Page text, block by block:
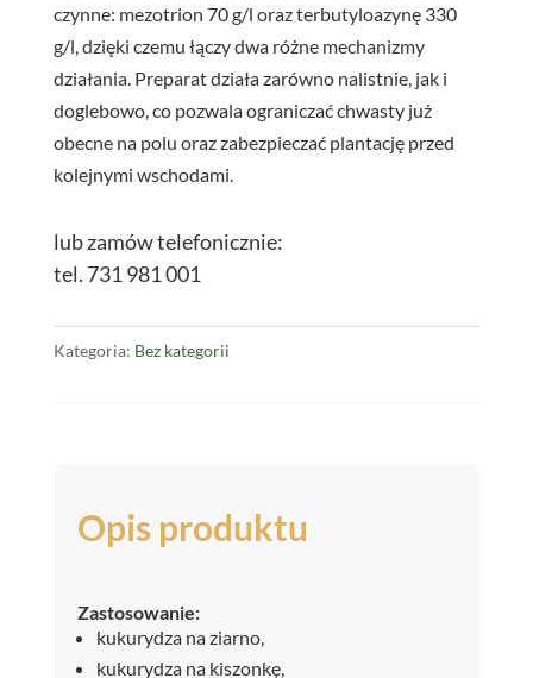
czynne: mezotrion 70 g/l oraz terbutyloazynę 330
g/l, dzięki czemu łączy dwa różne mechanizmy
działania. Preparat działa zarówno nalistnie, jak i
doglebowo, co pozwala ograniczać chwasty już
obecne na polu oraz zabezpieczać plantację przed
kolejnymi wschodami.
lub zamów telefonicznie:
tel. 731 981 001
Kategoria: Bez kategorii
Opis produktu
Zastosowanie:
kukurydza na ziarno,
kukurydza na kiszonkę,